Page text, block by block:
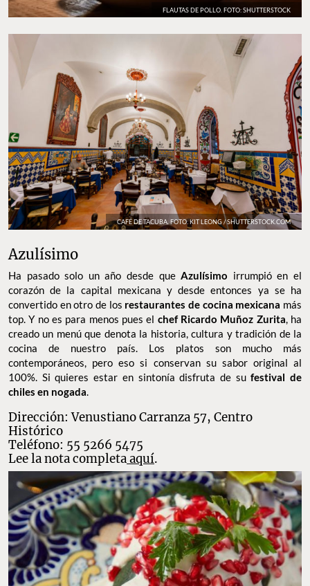
FLAUTAS DE POLLO. FOTO: SHUTTERSTOCK
CAFÉ DE TACUBA. FOTO: KIT LEONG / SHUTTERSTOCK.COM
Azulísimo
Ha pasado solo un año desde queAzulísimo irrumpió en el
corazón de la capital mexicana y desde entonces ya se ha
convertido en otro de los restaurantes de cocina mexicana más
top. Y no es para menos pues el chef Ricardo Muñoz Zurita, ha
creado un menú que denota la historia, cultura y tradición de la
cocina de nuestro país. Los platos son mucho más
contemporáneos, pero eso si conservan su sabor original al
100%. Si quieres estar en sintonía disfruta de sufestival de
chiles en nogada.
Dirección: Venustiano Carranza 57, Centro
Histórico
Teléfono: 55 5266 5475
Lee la nota completaaquí.